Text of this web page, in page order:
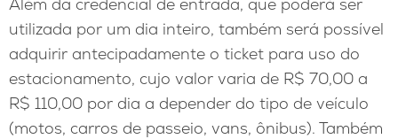
utilizada por um dia inteiro, também será possível
adquirir antecipadamente o ticket para uso do
estacionamento, cujo valor varia de R$ 70,00 a
R$ 110,00 por dia a depender do tipo de veículo
(motos, carros de passeio, vans, ônibus). Também